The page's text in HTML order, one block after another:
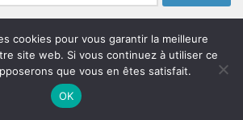
batteurbeatles blues
coltrane
cookies pour vous garantir la meilleure
site web. Si vous continuez à utiliser ce
que vous en êtes satisfait.
OK